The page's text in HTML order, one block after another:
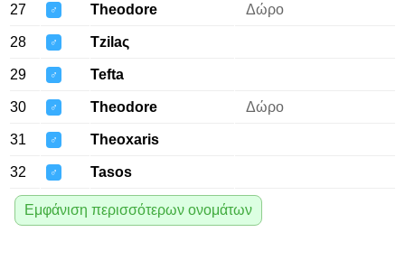
27 ♂ Theodore Δώρο
28 ♂ Tzilaς
29 ♂ Tefta
30 ♂ Theodore Δώρο
31 ♂ Theoxaris
32 ♂ Tasos
Εμφάνιση περισσότερων ονομάτων